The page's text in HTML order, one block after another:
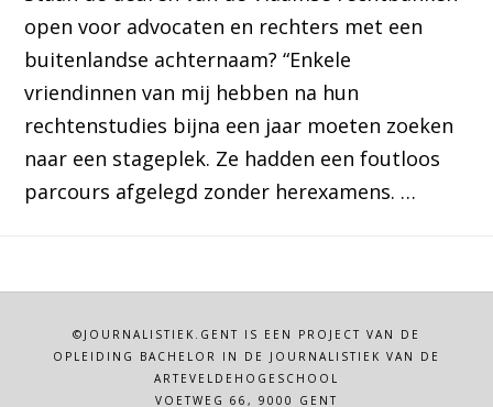
open voor advocaten en rechters met een
buitenlandse achternaam? “Enkele
vriendinnen van mij hebben na hun
rechtenstudies bijna een jaar moeten zoeken
naar een stageplek. Ze hadden een foutloos
parcours afgelegd zonder herexamens. …
©JOURNALISTIEK.GENT IS EEN PROJECT VAN DE
OPLEIDING BACHELOR IN DE JOURNALISTIEK VAN DE
ARTEVELDEHOGESCHOOL
VOETWEG 66, 9000 GENT